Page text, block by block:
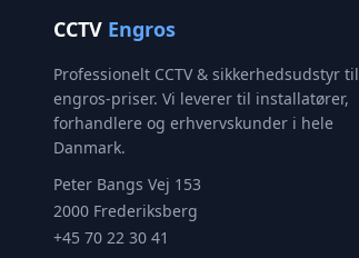
CCTV Engros
Professionelt CCTV & sikkerhedsudstyr til
engros-priser. Vi leverer til installatører,
forhandlere og erhvervskunder i hele
Danmark.
Peter Bangs Vej 153
2000 Frederiksberg
+45 70 22 30 41